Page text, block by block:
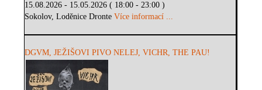
15.08.2026 - 15.05.2026 ( 18:00 - 23:00 )
Sokolov, Loděnice DronteVíce informací ...
DGVM, JEŽIŠOVI PIVO NELEJ, VICHR, THE PAU!